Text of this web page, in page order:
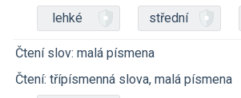
lehké
střední
Čtení slov: malá písmena
Čtení: třípísmenná slova, malá písmena